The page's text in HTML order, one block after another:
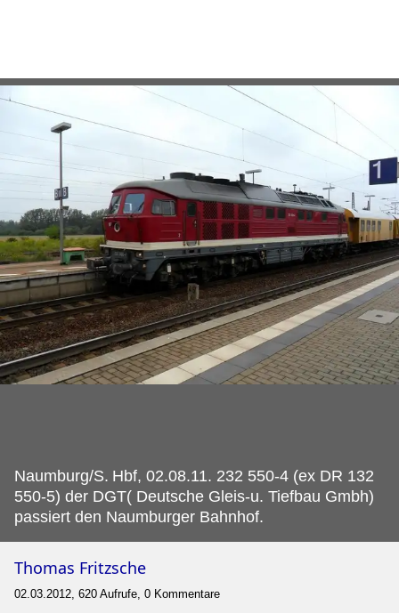
Naumburg/S. Hbf, 02.08.11. 232 550-4 (ex DR 132
550-5) der DGT( Deutsche Gleis-u. Tiefbau Gmbh)
passiert den Naumburger Bahnhof.
Thomas Fritzsche
02.03.2012, 620 Aufrufe, 0 Kommentare